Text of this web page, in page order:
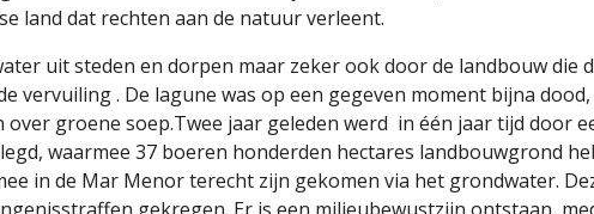
land dat rechten aan de natuur verleent.
uit steden en dorpen maar zeker ook door de landbouw die
vervuiling . De lagune was op een gegeven moment bijna dood,
groene soep.Twee jaar geleden werd in één jaar tijd door
waarmee 37 boeren honderden hectares landbouwgrond
in de Mar Menor terecht zijn gekomen via het grondwater.